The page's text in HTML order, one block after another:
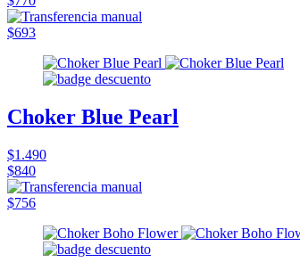
$693
Choker Blue Pearl
$1.490
$840
$756